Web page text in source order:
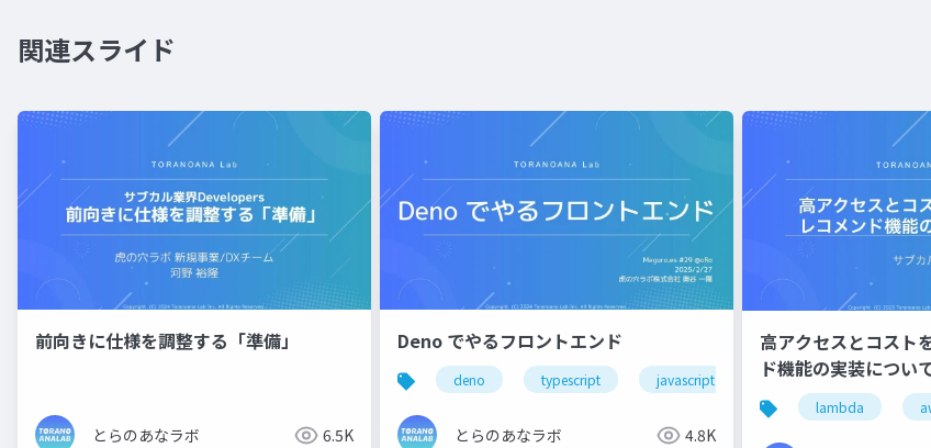
関連スライド
前向きに仕様を調整する「準備」
とらのあなラボ 6.5K
Deno でやるフロントエンド
deno typescript javascript
とらのあなラボ 4.8K
高アクセスとコスト
ド機能の実装につい
lambda